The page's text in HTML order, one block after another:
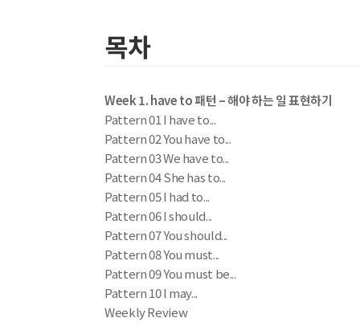
목차
Week 1. have to 패턴 – 해야 하는 일 표현하기
Pattern 01 I have to...
Pattern 02 You have to...
Pattern 03 We have to...
Pattern 04 She has to...
Pattern 05 I had to...
Pattern 06 I should...
Pattern 07 You should...
Pattern 08 You must...
Pattern 09 You must be...
Pattern 10 I may...
Weekly Review